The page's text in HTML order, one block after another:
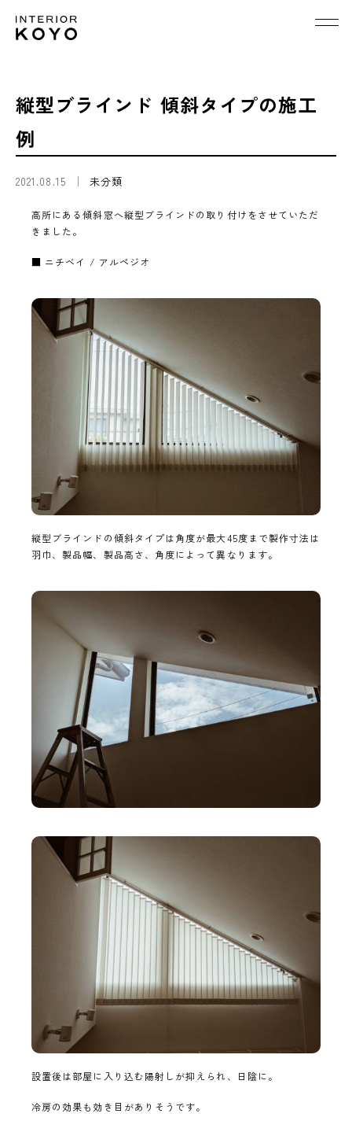
縦型ブラインド 傾斜タイプの施工
例
2021.08.15 未分類
高所にある傾斜窓へ縦型ブラインドの取り付けをさせていただ
きました。
■ ニチベイ / アルペジオ
縦型ブラインドの傾斜タイプは角度が最大45度まで製作寸法は
羽巾、製品幅、製品高さ、角度によって異なります。
設置後は部屋に入り込む陽射しが抑えられ、日陰に。
冷房の効果も効き目がありそうです。